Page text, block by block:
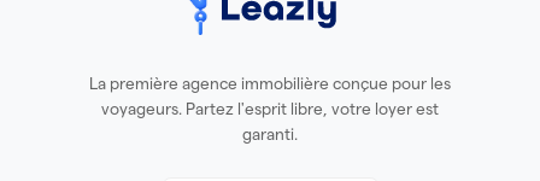
La première agence immobilière conçue pour les
voyageurs. Partez l'esprit libre, votre loyer est
garanti.